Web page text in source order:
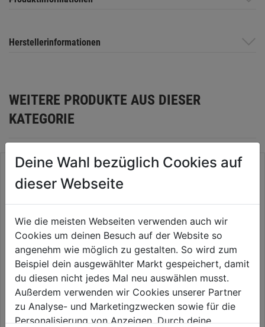
Herstellerinformationen
WEITERE PRODUKTE AUS DIESER
KATEGORIE
Transportbox PACKOUT
475x390x250mm
0.0 (0)
Montageplatte XL PACKOUT
760x510x300mm
0.0 (0)
Deine Wahl bezüglich Cookies auf
dieser Webseite
Wie die meisten Webseiten verwenden auch wir
Cookies um deinen Besuch auf der Website so
angenehm wie möglich zu gestalten. So wird zum
Beispiel dein ausgewählter Markt gespeichert, damit
du diesen nicht jedes Mal neu auswählen musst.
Außerdem verwenden wir Cookies unserer Partner
zu Analyse- und Marketingzwecken sowie für die
Personalisierung von Anzeigen. Durch deine